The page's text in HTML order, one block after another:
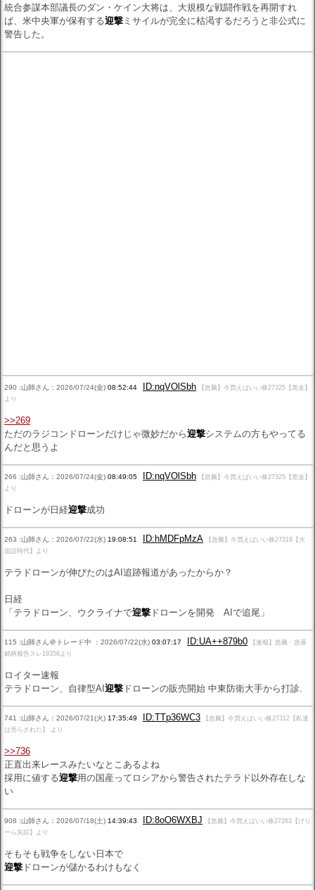
統合参謀本部議長のダン・ケイン大将は、大規模な戦闘作戦を再開すれ
ば、米中央軍が保有する迎撃 ミサイルが完全に枯渇するだろうと非公式に
警告した。
290 :山師さん：2026/07/24(金) 08:52:44 ID:nqVOlSbh
【急騰】今買えばいい株27325【黒金】
より
>>269
ただのラジコンドローンだけじゃ微妙だから迎撃システムの方もやってる
んだと思うよ
266 :山師さん：2026/07/24(金) 08:49:05 ID:nqVOlSbh
【急騰】今買えばいい株27325【黒金】
より
ドローンが日経迎撃成功
263 :山師さん：2026/07/22(水) 19:08:51 ID:hMDFpMzA
【急騰】今買えばいい株27319【大
追証時代】より
テラドローンが伸びたのはAI追跡報道があったからか？
日経
「テラドローン、ウクライナで迎撃 ドローンを開発 AIで追尾」
115 :山師さん＠トレード中 ：2026/07/22(水) 03:07:17 ID:UA++879b0
【速報】急騰・急落
銘柄報告スレ19356より
ロイター速報
テラドローン、自律型AI 迎撃 ドローンの販売開始 中東防衛大手から打診.
741 :山師さん：2026/07/21(火) 17:35:49 ID:TTp36WC3
【急騰】今買えばいい株27312【私達
は売らされた】 より
>>736
正直出来レースみたいなとこあるよね
採用に値する迎撃用の国産ってロシアから警告されたテラド以外存在しな
い
908 :山師さん：2026/07/18(土) 14:39:43 ID:8oO6WXBJ
【急騰】今買えばいい株27283【げり
ーら失踪】より
そもそも戦争をしない日本で
迎撃 ドローンが儲かるわけもなく